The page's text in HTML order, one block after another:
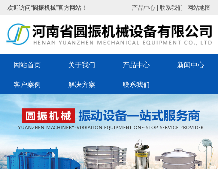
欢迎访问“圆振机械”官方网站！ 产品中心 | 联系我们 | 网站地图
网站首页 关于我们 产品中心 新闻中心
客户案例 解决方案 联系我们